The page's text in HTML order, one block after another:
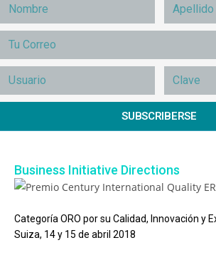
SUBSCRIBERSE
Business Initiative Directions
Categoría ORO por su Calidad, Innovación y
Suiza, 14 y 15 de abril 2018